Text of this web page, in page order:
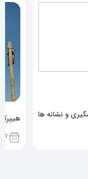
و نشانه ها
1167